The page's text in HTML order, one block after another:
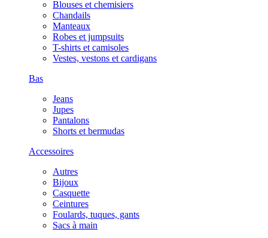
Blouses et chemisiers
Chandails
Manteaux
Robes et jumpsuits
T-shirts et camisoles
Vestes, vestons et cardigans
Bas
Jeans
Jupes
Pantalons
Shorts et bermudas
Accessoires
Autres
Bijoux
Casquette
Ceintures
Foulards, tuques, gants
Sacs à main